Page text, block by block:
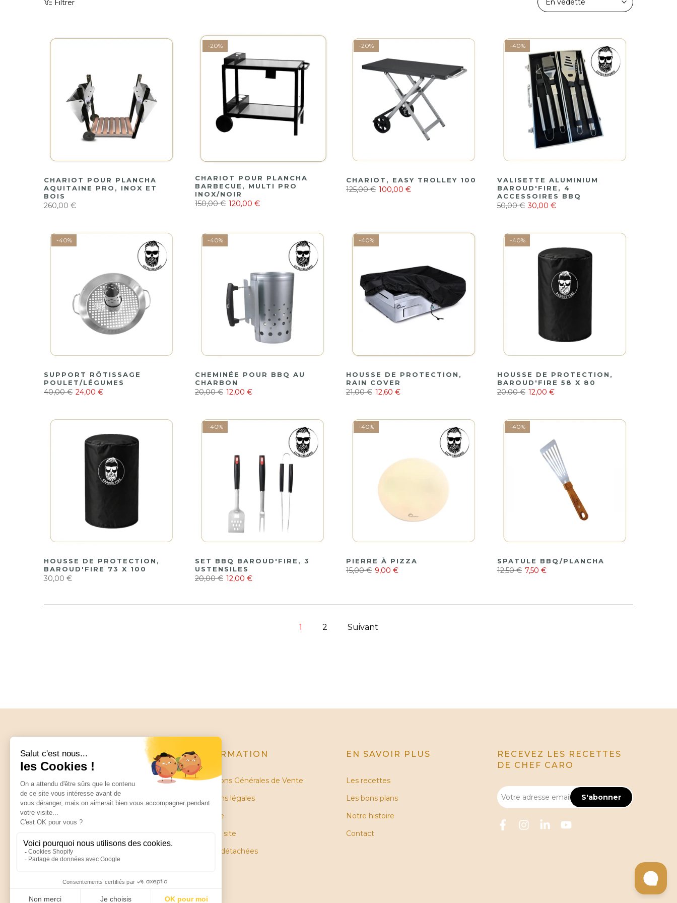
Filtrer En vedette
CHARIOT POUR PLANCHA
AQUITAINE PRO, INOX ET
BOIS
260,00 €
-20%
CHARIOT POUR PLANCHA
BARBECUE, MULTI PRO
INOX/NOIR
150,00 € 120,00 €
-20%
CHARIOT, EASY TROLLEY 100
125,00 € 100,00 €
-40%
VALISETTE ALUMINIUM
BAROUD'FIRE, 4
ACCESSOIRES BBQ
50,00 € 30,00 €
-40%
SUPPORT RÔTISSAGE
POULET/LÉGUMES
40,00 € 24,00 €
-40%
CHEMINÉE POUR BBQ AU
CHARBON
20,00 € 12,00 €
-40%
HOUSSE DE PROTECTION,
RAIN COVER
21,00 € 12,60 €
-40%
HOUSSE DE PROTECTION,
BAROUD'FIRE 58 X 80
20,00 € 12,00 €
HOUSSE DE PROTECTION,
BAROUD'FIRE 73 X 100
30,00 €
-40%
SET BBQ BAROUD'FIRE, 3
USTENSILES
20,00 € 12,00 €
-40%
PIERRE À PIZZA
15,00 € 9,00 €
-40%
SPATULE BBQ/PLANCHA
12,50 € 7,50 €
1 2 Suivant
Little balance
ZA Les Petites Ruelles
Contactez-nous
INFORMATION
Conditions Générales de Vente
Mentions légales
Garantie
Plan du site
Pièces détachées
EN SAVOIR PLUS
Les recettes
Les bons plans
Notre histoire
Contact
RECEVEZ LES RECETTES
DE CHEF CARO